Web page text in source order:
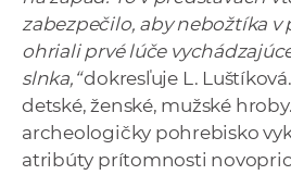
zabezpečilo, aby nebožtíka
ohriali prvé lúče
slnka,“dokresľuje L.
detské, ženské, mužské
archeologičky pohrebisko
atribúty prítomnosti